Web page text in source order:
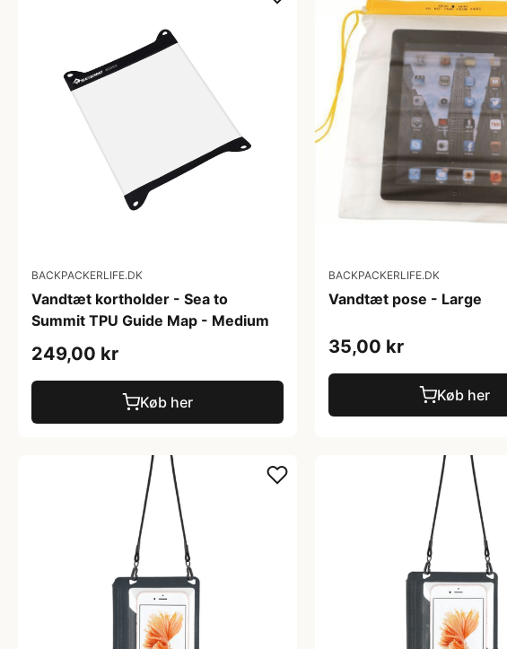
BACKPACKERLIFE.DK
Vandtæt kortholder - Sea to
Summit TPU Guide Map - Medium
249,00 kr
Køb her
BACKPACKERLIFE.DK
Vandtæt pose - Large
35,00 kr
Køb her